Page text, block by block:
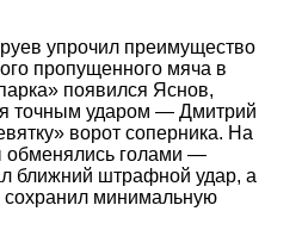
упрочил преимущество
пропущенного мяча в
появился Яснов,
точным ударом — Дмитрий
ворот соперника. На
обменялись голами —
ближний штрафной удар, а
сохранил минимальную